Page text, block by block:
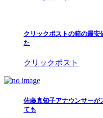
クリックポストの箱の最
た
クリックポスト
佐藤真知子アナウンサー
ても